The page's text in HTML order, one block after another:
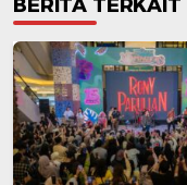
BERITA TERKAIT